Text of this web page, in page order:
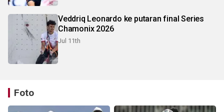
Veddriq Leonardo ke putaran final Series
Chamonix 2026
Jul 11th
Foto